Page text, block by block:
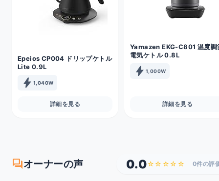
Epeios CP004 ドリップケトル
Lite 0.9L
bolt 1,040W
詳細を見る
Yamazen EKG-C801 温度調
電気ケトル 0.8L
bolt 1,000W
詳細を見る
forumオーナーの声 0.0☆☆☆☆☆ 0件の評